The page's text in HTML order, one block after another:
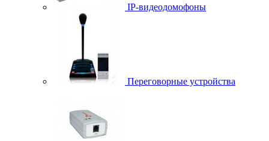
IP-видеодомофоны
Переговорные устройства